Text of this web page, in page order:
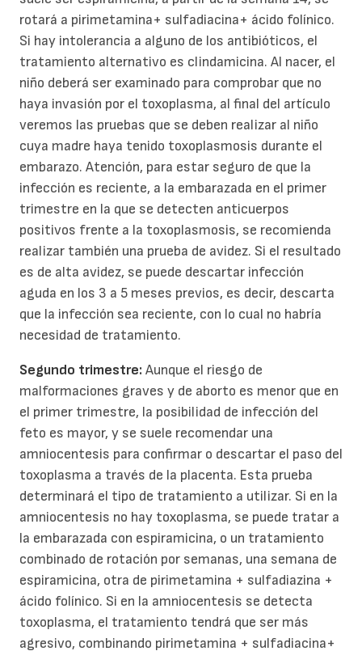
rotará a pirimetamina+ sulfadiacina+ ácido folínico.
Si hay intolerancia a alguno de los antibióticos, el
tratamiento alternativo es clindamicina. Al nacer, el
niño deberá ser examinado para comprobar que no
haya invasión por el toxoplasma, al final del artículo
veremos las pruebas que se deben realizar al niño
cuya madre haya tenido toxoplasmosis durante el
embarazo. Atención, para estar seguro de que la
infección es reciente, a la embarazada en el primer
trimestre en la que se detecten anticuerpos
positivos frente a la toxoplasmosis, se recomienda
realizar también una prueba de avidez. Si el resultado
es de alta avidez, se puede descartar infección
aguda en los 3 a 5 meses previos, es decir, descarta
que la infección sea reciente, con lo cual no habría
necesidad de tratamiento.
Segundo trimestre: Aunque el riesgo de
malformaciones graves y de aborto es menor que en
el primer trimestre, la posibilidad de infección del
feto es mayor, y se suele recomendar una
amniocentesis para confirmar o descartar el paso del
toxoplasma a través de la placenta. Esta prueba
determinará el tipo de tratamiento a utilizar. Si en la
amniocentesis no hay toxoplasma, se puede tratar a
la embarazada con espiramicina, o un tratamiento
combinado de rotación por semanas, una semana de
espiramicina, otra de pirimetamina + sulfadiazina +
ácido folínico. Si en la amniocentesis se detecta
toxoplasma, el tratamiento tendrá que ser más
agresivo, combinando pirimetamina + sulfadiacina+